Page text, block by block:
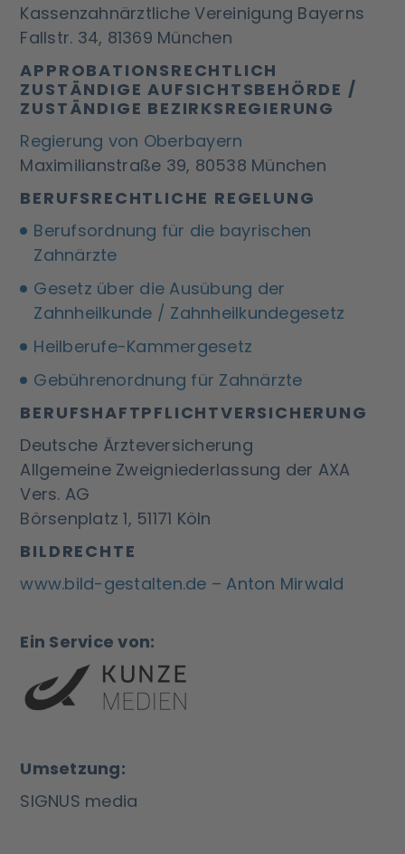
Kassenzahnärztliche Vereinigung Bayerns
Fallstr. 34, 81369 München
APPROBATIONSRECHTLICH
ZUSTÄNDIGE AUFSICHTSBEHÖRDE /
ZUSTÄNDIGE BEZIRKSREGIERUNG
Regierung von Oberbayern
Maximilianstraße 39, 80538 München
BERUFSRECHTLICHE REGELUNG
Berufsordnung für die bayrischen
Zahnärzte
Gesetz über die Ausübung der
Zahnheilkunde / Zahnheilkundegesetz
Heilberufe-Kammergesetz
Gebührenordnung für Zahnärzte
BERUFSHAFTPFLICHTVERSICHERUNG
Deutsche Ärzteversicherung
Allgemeine Zweigniederlassung der AXA
Vers. AG
Börsenplatz 1, 51171 Köln
BILDRECHTE
www.bild-gestalten.de – Anton Mirwald
Ein Service von:
Umsetzung:
SIGNUS media